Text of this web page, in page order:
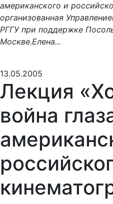
организованная
РГГУ при поддержке
Москве.Елена...
Лекция
война
13 мая в нашем